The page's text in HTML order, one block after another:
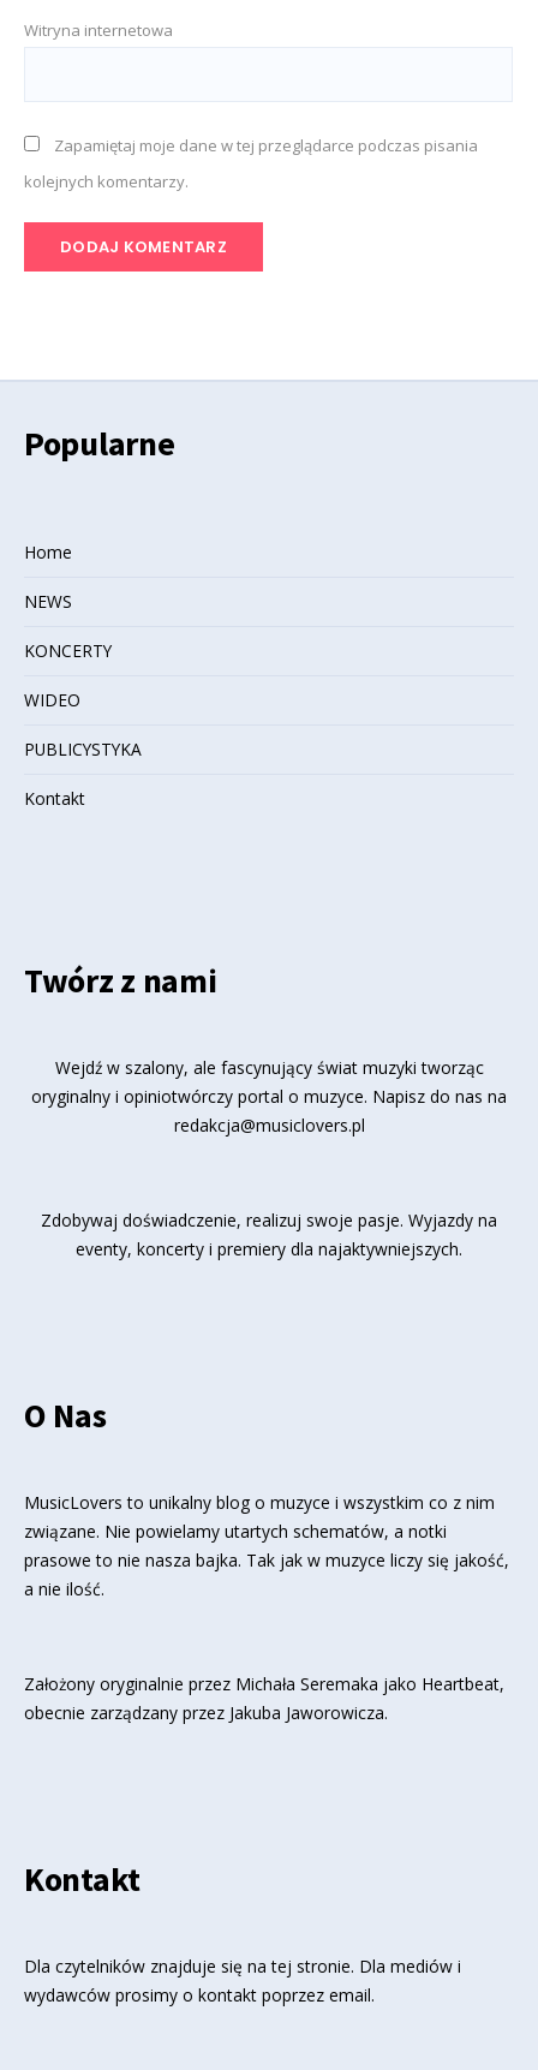
Witryna internetowa
Zapamiętaj moje dane w tej przeglądarce podczas pisania
kolejnych komentarzy.
Popularne
Home
NEWS
KONCERTY
WIDEO
PUBLICYSTYKA
Kontakt
Twórz z nami
Wejdź w szalony, ale fascynujący świat muzyki tworząc
oryginalny i opiniotwórczy portal o muzyce. Napisz do nas na
redakcja@musiclovers.pl
Zdobywaj doświadczenie, realizuj swoje pasje. Wyjazdy na
eventy, koncerty i premiery dla najaktywniejszych.
O Nas
MusicLovers to unikalny blog o muzyce i wszystkim co z nim
związane. Nie powielamy utartych schematów, a notki
prasowe to nie nasza bajka. Tak jak w muzyce liczy się jakość,
a nie ilość.
Założony oryginalnie przez Michała Seremaka jako Heartbeat,
obecnie zarządzany przez Jakuba Jaworowicza.
Kontakt
Dla czytelników znajduje się na tej stronie. Dla mediów i
wydawców prosimy o kontakt poprzez email.